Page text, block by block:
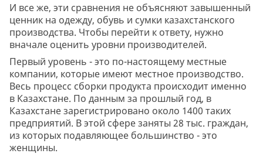
И все же, эти сравнения не объясняют завышенный
ценник на одежду, обувь и сумки казахстанского
производства. Чтобы перейти к ответу, нужно
вначале оценить уровни производителей.
Первый уровень - это по-настоящему местные
компании, которые имеют местное производство.
Весь процесс сборки продукта происходит именно
в Казахстане. По данным за прошлый год, в
Казахстане зарегистрировано около 1400 таких
предприятий. В этой сфере заняты 28 тыс. граждан,
из которых подавляющее большинство - это
женщины.